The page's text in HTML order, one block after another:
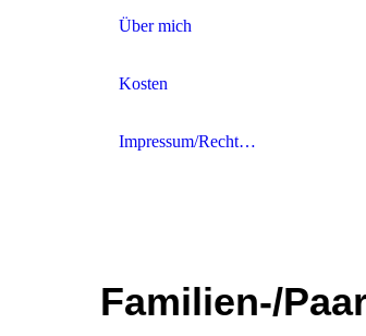
Über mich
Kosten
Impressum/Rechtliches
Familien-/